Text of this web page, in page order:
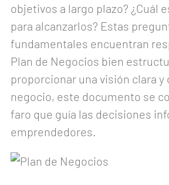
objetivos a largo plazo? ¿Cuál
para alcanzarlos? Estas
fundamentales encuentran
Plan de Negocios bien
proporcionar una visión clara y
negocio, este documento se
faro que guía las decisiones
emprendedores.